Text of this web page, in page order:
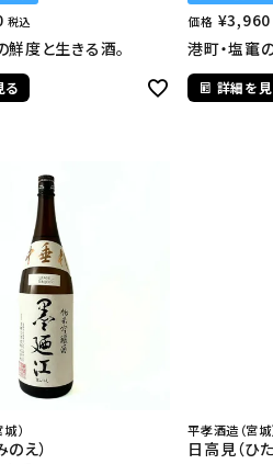
税込
鮮度と生きる酒。
る
価格 ¥3,960
港町・塩竃
詳細を
）
え）
平孝酒造（宮城
日高見（ひ